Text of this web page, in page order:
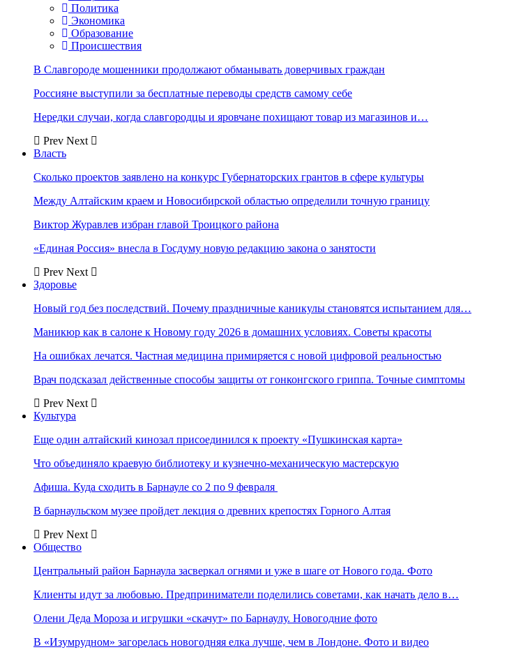
Политика
Экономика
Образование
Происшествия
В Славгороде мошенники продолжают обманывать доверчивых граждан
Россияне выступили за бесплатные переводы средств самому себе
Нередки случаи, когда славгородцы и яровчане похищают товар из магазинов и…
Prev Next
Власть
Сколько проектов заявлено на конкурс Губернаторских грантов в сфере культуры
Между Алтайским краем и Новосибирской областью определили точную границу
Виктор Журавлев избран главой Троицкого района
«Единая Россия» внесла в Госдуму новую редакцию закона о занятости
Prev Next
Здоровье
Новый год без последствий. Почему праздничные каникулы становятся испытанием для…
Маникюр как в салоне к Новому году 2026 в домашних условиях. Советы красоты
На ошибках лечатся. Частная медицина примиряется с новой цифровой реальностью
Врач подсказал действенные способы защиты от гонконгского гриппа. Точные симптомы
Prev Next
Культура
Еще один алтайский кинозал присоединился к проекту «Пушкинская карта»
Что объединяло краевую библиотеку и кузнечно-механическую мастерскую
Афиша. Куда сходить в Барнауле со 2 по 9 февраля
В барнаульском музее пройдет лекция о древних крепостях Горного Алтая
Prev Next
Общество
Центральный район Барнаула засверкал огнями и уже в шаге от Нового года. Фото
Клиенты идут за любовью. Предприниматели поделились советами, как начать дело в…
Олени Деда Мороза и игрушки «скачут» по Барнаулу. Новогодние фото
В «Изумрудном» загорелась новогодняя елка лучше, чем в Лондоне. Фото и видео